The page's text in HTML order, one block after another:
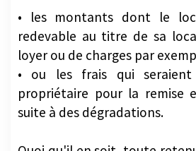
• les montants dont le
redevable au titre de sa
loyer ou de charges par
• ou les frais qui
propriétaire pour la remise
suite à des dégradations.